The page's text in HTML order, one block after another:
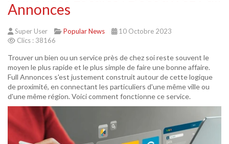
Annonces
Super User Popular News
10 Octobre 2023
Clics : 38166
Trouver un bien ou un service près de chez soi reste souvent le
moyen le plus rapide et le plus simple de faire une bonne affaire.
Full Annonces s'est justement construit autour de cette logique
de proximité, en connectant les particuliers d'une même ville ou
d'une même région. Voici comment fonctionne ce service.